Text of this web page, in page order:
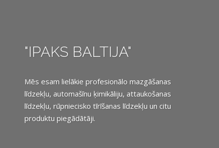
"IPAKS BALTIJA"
Mēs esam lielākie profesionālo mazgāšanas
līdzekļu, automašīnu ķimikāliju, attaukošanas
līdzekļu, rūpniecisko tīrīšanas līdzekļu un citu
produktu piegādātāji.